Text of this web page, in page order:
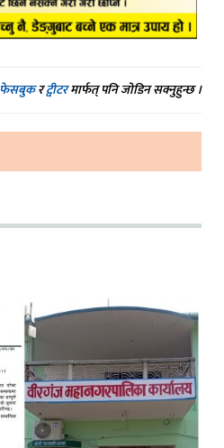
फेसबुकरट्वीटरमार्फत् पनि जोडिन सक्नुहुन्छ ।